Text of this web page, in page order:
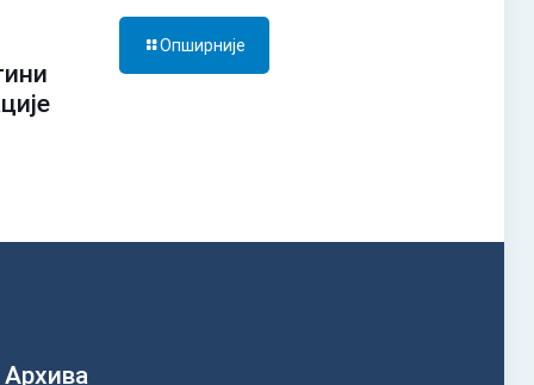
Опширније
Архива